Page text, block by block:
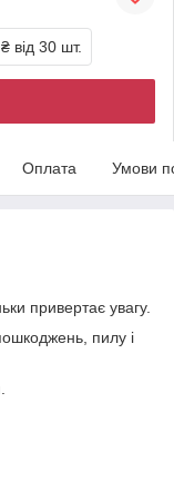
від 30 шт.
Оплата Умови
привертає увагу.
пилу і